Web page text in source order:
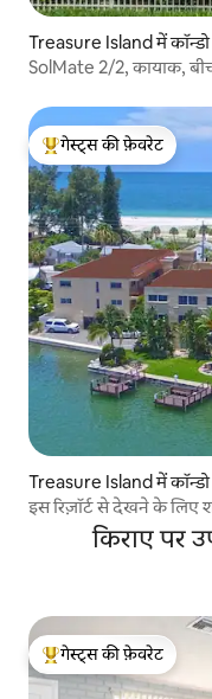
Treasure Island में कॉन्डो
SolMate 2/2, कायाक,
गेस्ट्स का टॉप फ़ेवरेट
गेस्ट्स की फ़ेवरेट
Treasure Island में कॉन्डो
इस रिज़ॉर्ट से देखने के लिए
किराए पर
गेस्ट्स का टॉप फ़ेवरेट
गेस्ट्स की फ़ेवरेट